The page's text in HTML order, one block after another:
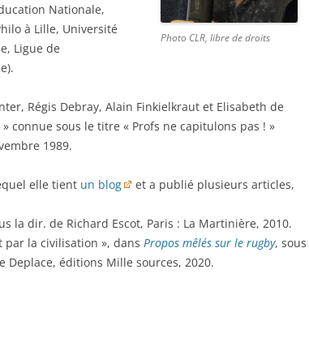
Photo CLR, libre de droits
Nationale,
à Lille, Université
Ligue de
Régis Debray, Alain Finkielkraut et Elisabeth de
connue sous le titre « Profs ne capitulons pas ! »
1989.
elle tient un blog
et a publié plusieurs articles,
la dir. de Richard Escot, Paris : La Martinière, 2010.
la civilisation », dans Propos mêlés sur le rugby, sous
Deplace, éditions Mille sources, 2020.